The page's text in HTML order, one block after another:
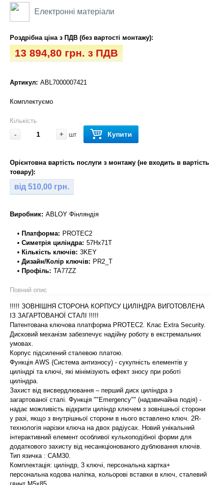
Електронні матеріали
Роздрібна ціна з ПДВ (без вартості монтажу):
13 894,80 грн. з ПДВ
Артикул: ABL7000007421
Комплектуємо
Кількість
- + шт Купити
Орієнтовна вартість послуги з монтажу (не входить в вартість
товару):
від 510,00 грн.
Виробник: ABLOY Фінляндія
• Платформа: PROTEC2
• Симетрія циліндра: 57Hx71T
• Кількість ключів: 3KEY
• Дизайн/Колір ключів: PR2_T
• Профіль: TA77ZZ
Повний опис
!!!!! ЗОВНІШНЯ СТОРОНА КОРПУСУ ЦИЛІНДРА ВИГОТОВЛЕНА
ІЗ ЗАГАРТОВАНОЇ СТАЛІ !!!!!
Патентована ключова платформа PROTEC2. Клас Extra Security.
Дисковий механізм забезпечує надійну роботу в екстремальних
умовах.
Корпус підсилений сталевою платою.
Функція AWS (Система антизносу) - сукупність елементів у
циліндрі та ключі, які мінімізують ефект зносу при роботі
циліндра.
Захист від висвердлювання – перший диск циліндра з
загартованої сталі. Функція ""Emergency"" (надзвичайна подія) -
надає можливість відкрити циліндр ключем з зовнішньої сторони
у разі, якщо з внутрішньої сторони в нього вставлено ключ. 2R-
технологія нарізки ключа на двох радіусах. Новий унікальний
інтерактивний елемент особливої кулькоподібної форми для
додаткового захисту від несанкціонованого дублювання ключів.
Тип язичка : САМ30.
Комплектація: циліндр, 3 ключі, персональна картка+
персональна кодова наліпка, кольорові вставки в ключ, сталевий